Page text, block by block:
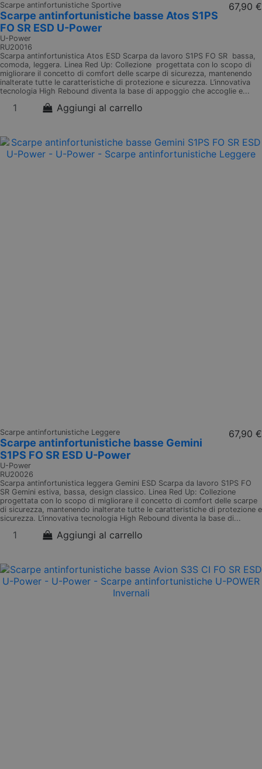
Scarpe antinfortunistiche Sportive
Scarpe antinfortunistiche basse Atos S1PS
FO SR ESD U-Power
U-Power
RU20016
67,90 €
Scarpa antinfortunistica Atos ESD Scarpa da lavoro S1PS FO SR bassa,
comoda, leggera. Linea Red Up: Collezione progettata con lo scopo di
migliorare il concetto di comfort delle scarpe di sicurezza, mantenendo
inalterate tutte le caratteristiche di protezione e sicurezza. L’innovativa
tecnologia High Rebound diventa la base di appoggio che accoglie e...
Aggiungi al carrello
Scarpe antinfortunistiche Leggere
Scarpe antinfortunistiche basse Gemini
S1PS FO SR ESD U-Power
U-Power
RU20026
67,90 €
Scarpa antinfortunistica leggera Gemini ESD Scarpa da lavoro S1PS FO
SR Gemini estiva, bassa, design classico. Linea Red Up: Collezione
progettata con lo scopo di migliorare il concetto di comfort delle scarpe
di sicurezza, mantenendo inalterate tutte le caratteristiche di protezione e
sicurezza. L’innovativa tecnologia High Rebound diventa la base di...
Aggiungi al carrello